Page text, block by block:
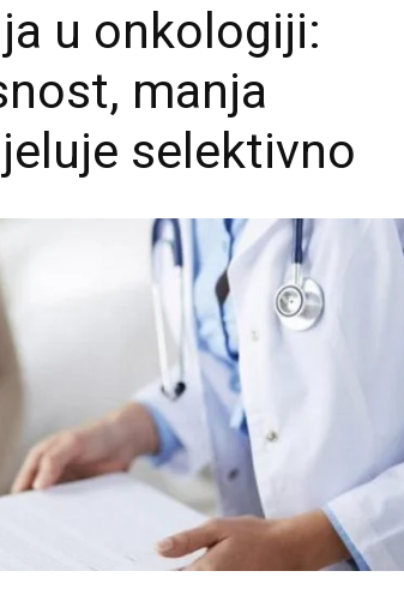
u onkologiji:
manja
selektivno